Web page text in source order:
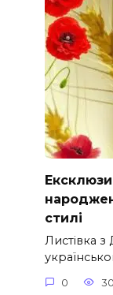
стилі
Листівка
0